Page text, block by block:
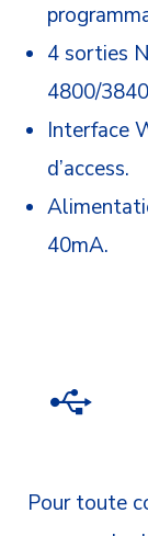
4 sorties
4800/
Interface
d’access.
40mA.
Pour toute